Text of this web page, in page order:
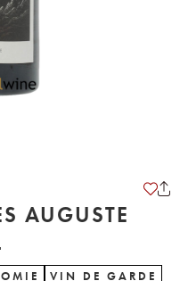
AUGUSTE
VIN DE GARDE